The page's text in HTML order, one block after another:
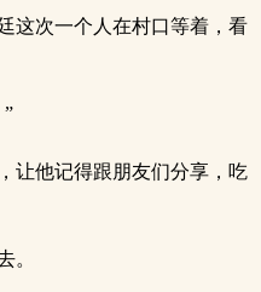
这次一个人在村口等着，看
让他记得跟朋友们分享，吃
。